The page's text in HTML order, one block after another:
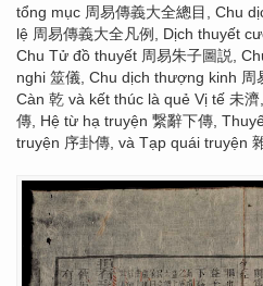
tổng mục 周易傳義大全總目, Chu
lệ 周易傳義大全凡例, Dịch thuyết
Chu Tử đồ thuyết 周易朱子圖説,
nghi 筮儀, Chu dịch thượng kinh
Càn 乾 và kết thúc là quẻ Vị tế 未
傳, Hệ từ hạ truyện 繋辭下傳,
truyện 序卦傳, và Tạp quái truyện